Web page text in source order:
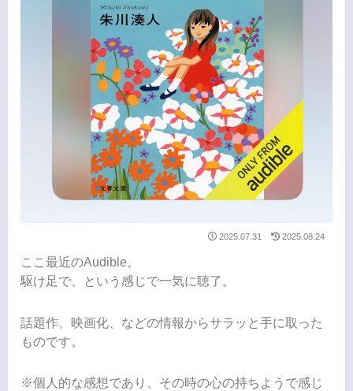
2025.07.31 2025.08.24
ここ最近のAudible。
駆け足で、という感じで一気に聴了。
話題作、映画化、などの情報からサラッと手に取った
ものです。
※個人的な感想であり、その時の心の持ちようで感じ